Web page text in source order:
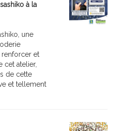
à la
une
et
cet atelier,
de cette
et tellement